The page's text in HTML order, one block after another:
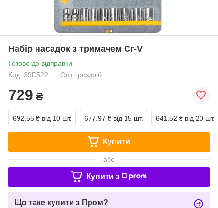
Набір насадок з тримачем Cr-V
Готово до відправки
Код: 39D522
Опт і роздріб
729 ₴
692,55 ₴ від 10 шт. 677,97 ₴ від 15 шт. 641,52 ₴ від 20 шт.
Купити
або
Купити з
Що таке купити з Пром?